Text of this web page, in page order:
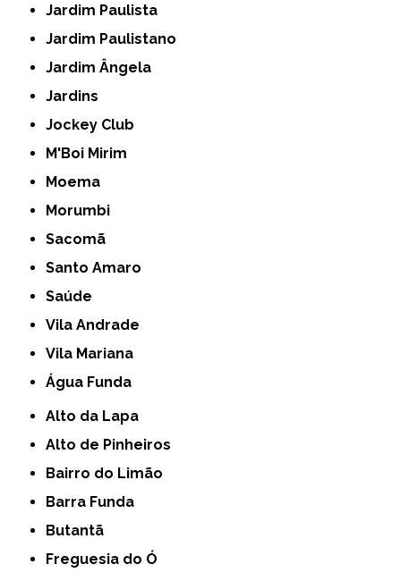
Jardim Paulista
Jardim Paulistano
Jardim Ângela
Jardins
Jockey Club
M'Boi Mirim
Moema
Morumbi
Sacomã
Santo Amaro
Saúde
Vila Andrade
Vila Mariana
Água Funda
Alto da Lapa
Alto de Pinheiros
Bairro do Limão
Barra Funda
Butantã
Freguesia do Ó